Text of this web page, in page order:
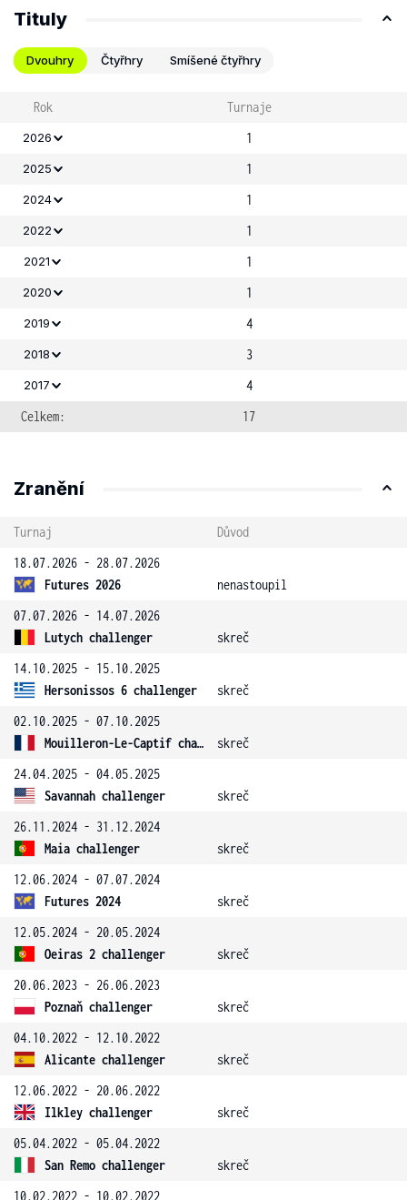
Tituly
Dvouhry Čtyřhry Smíšené čtyřhry
Rok Turnaje
2026 1
2025 1
2024 1
2022 1
2021 1
2020 1
2019 4
2018 3
2017
4
Celkem:
17
Zranění
Turnaj
Důvod
18.07.2026 - 28.07.2026
Futures 2026
nenastoupil
07.07.2026 - 14.07.2026
Lutych challenger
skreč
14.10.2025 - 15.10.2025
Hersonissos 6 challenger
skreč
02.10.2025 - 07.10.2025
Mouilleron-Le-Captif challenger
skreč
24.04.2025 - 04.05.2025
Savannah challenger
skreč
26.11.2024 - 31.12.2024
Maia challenger
skreč
12.06.2024 - 07.07.2024
Futures 2024
skreč
12.05.2024 - 20.05.2024
Oeiras 2 challenger
skreč
20.06.2023 - 26.06.2023
Poznaň challenger
skreč
04.10.2022 - 12.10.2022
Alicante challenger
skreč
12.06.2022 - 20.06.2022
Ilkley challenger
skreč
05.04.2022 - 05.04.2022
San Remo challenger
skreč
10.02.2022 - 10.02.2022